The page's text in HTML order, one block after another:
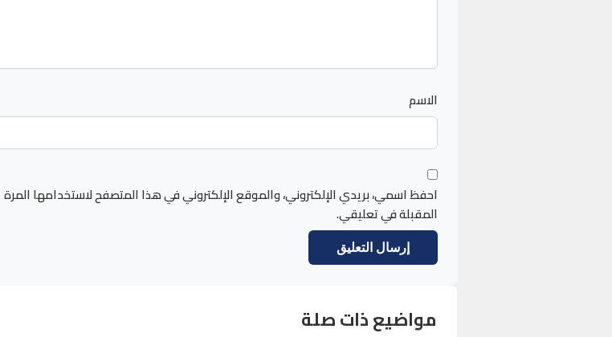
الاسم
احفظ اسمي، بريدي الإلكتروني، والموقع الإلكتروني في هذا المتصفح لاستخدامها المرة
المقبلة في تعليقي.
مواضيع ذات صلة